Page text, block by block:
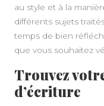
au style et à la
différents sujets
temps de bien
que vous souhaitez
Trouvez
d’écriture